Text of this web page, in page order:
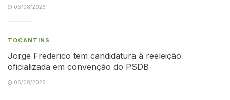
06/08/2026
TOCANTINS
Jorge Frederico tem candidatura à reeleição
oficializada em convenção do PSDB
06/08/2026